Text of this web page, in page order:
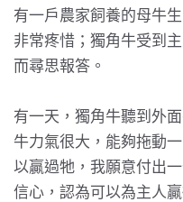
有一戶農家飼養的母牛
非常疼惜；獨角牛受到
而尋思報答。
有一天，獨角牛聽到外
牛力氣很大，能夠拖動
以贏過牠，我願意付出
信心，認為可以為主人